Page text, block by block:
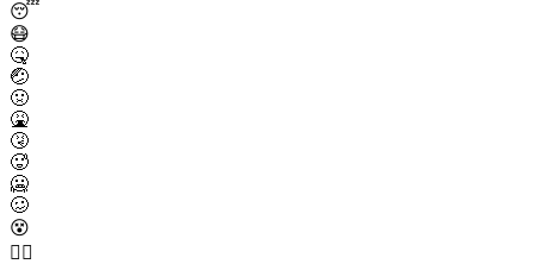
😴
😷
🤒
🤕
🤢
🤮
🤧
🥵
🥶
🥴
😵
😵‍💫